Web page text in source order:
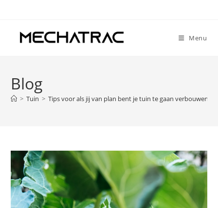
inhoud
Menu
Blog
> Tuin > Tips voor als jij van plan bent je tuin te gaan verbouwen